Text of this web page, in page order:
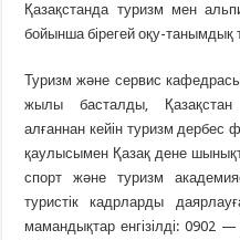
Қазақстанда туризм мен
бойынша бірегей оқу-танымдық
Туризм және сервис
жылы басталды, Қазақстан
алғаннан кейін туризм дербес
қаулысымен Қазақ дене
спорт және туризм
туристік кадрларды
мамандықтар енгізілді: 0902